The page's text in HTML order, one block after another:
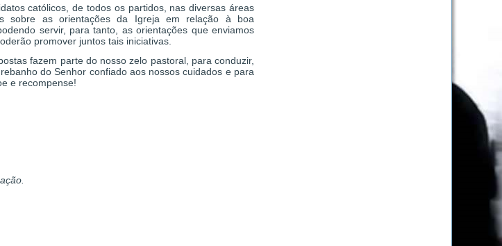
católicos, de todos os partidos, nas diversas áreas
sobre as orientações da Igreja em relação à boa
servir, para tanto, as orientações que enviamos
promover juntos tais iniciativas.
fazem parte do nosso zelo pastoral, para conduzir,
do Senhor confiado aos nossos cuidados e para
e recompense!